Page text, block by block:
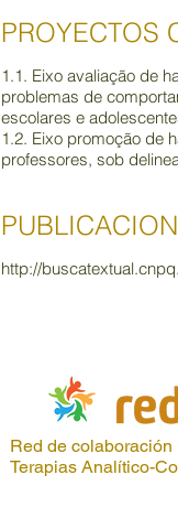
PROYECTOS
1.1. Eixo avaliação de
problemas de
escolares e
1.2. Eixo promoção de
professores, sob
http://
Red de
Terapias Analítico-